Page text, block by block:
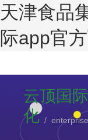
天津食品
际app官
云顶国
化 /